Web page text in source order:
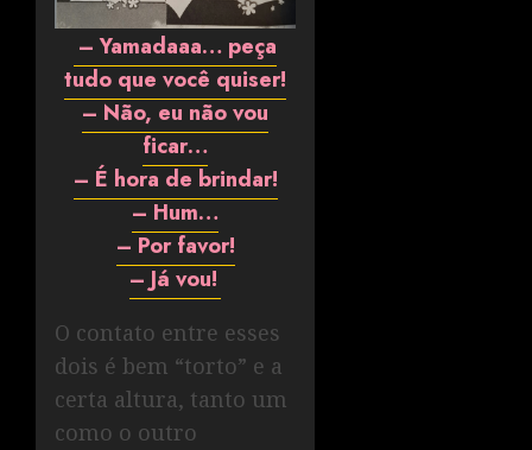
– Yamadaaa… peça
tudo que você quiser!
– Não, eu não vou
ficar…
– É hora de brindar!
– Hum…
– Por favor!
– Já vou!
O contato entre esses
dois é bem “torto” e a
certa altura, tanto um
como o outro